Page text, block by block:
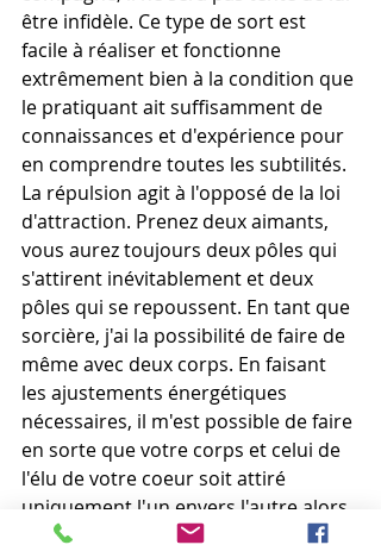
être infidèle. Ce type de sort est
facile à réaliser et fonctionne
extrêmement bien à la condition que
le pratiquant ait suffisamment de
connaissances et d'expérience pour
en comprendre toutes les subtilités.
La répulsion agit à l'opposé de la loi
d'attraction. Prenez deux aimants,
vous aurez toujours deux pôles qui
s'attirent inévitablement et deux
pôles qui se repoussent. En tant que
sorcière, j'ai la possibilité de faire de
même avec deux corps. En faisant
les ajustements énergétiques
nécessaires, il m'est possible de faire
en sorte que votre corps et celui de
l'élu de votre coeur soit attiré
uniquement l'un envers l'autre alors
que le corps des autres femmes